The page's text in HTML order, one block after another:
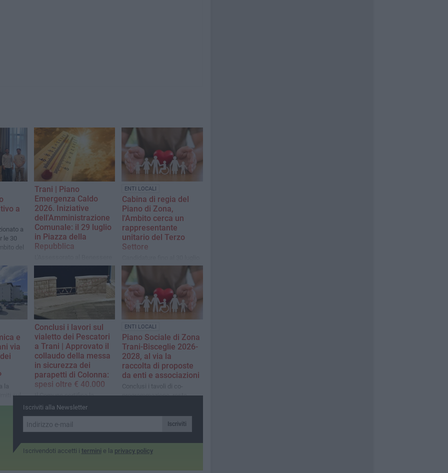
a
a
le 30
del
Trani | Piano
Emergenza Caldo
2026. Iniziative
dell'Amministrazione
Comunale: il 29 luglio
in Piazza della
Repubblica
e alla Fragilità e l'Ufficio di
Piano Trani-Bisceglie,
promuovuono interventi
finalizzati alla prevenzione e
alla riduzione degli effetti
delle ondate di calore sulle
fasce più vulnerabili
ENTI LOCALI
Cabina di regia del
Piano di Zona,
l'Ambito cerca un
rappresentante
unitario del Terzo
Settore
2026
e
via
la
sul
Conclusi i lavori sul
vialetto dei Pescatori
a Trani | Approvato il
collaudo della messa
in sicurezza dei
parapetti di Colonna:
spesi oltre € 40.000
Il Comune certifica la
regolare esecuzione
staccionate in legno. Ma la
sicurezza passa anche dal
pubblici da parte dei
ENTI LOCALI
Piano Sociale di Zona
Trani-Bisceglie 2026-
2028, al via la
raccolta di proposte
da enti e associazioni
Conclusi i tavoli di co-
programmazione, resta
Iscriviti alla Newsletter
Iscriviti
Iscrivendoti accetti i termini e la privacy policy